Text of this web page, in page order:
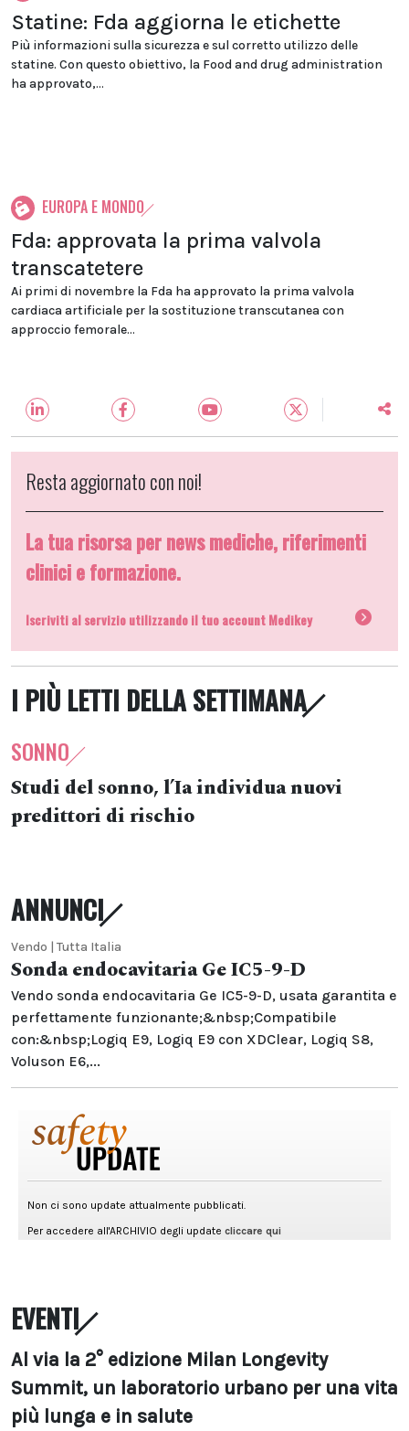
Statine: Fda aggiorna le etichette
Più informazioni sulla sicurezza e sul corretto utilizzo delle
statine. Con questo obiettivo, la Food and drug administration
ha approvato,...
EUROPA E MONDO
Fda: approvata la prima valvola
transcatetere
Ai primi di novembre la Fda ha approvato la prima valvola
cardiaca artificiale per la sostituzione transcutanea con
approccio femorale...
Resta aggiornato con noi!
La tua risorsa per news mediche, riferimenti
clinici e formazione.
Iscriviti al servizio utilizzando il tuo account Medikey
I PIÙ LETTI DELLA SETTIMANA
SONNO
Studi del sonno, l’Ia individua nuovi
predittori di rischio
ANNUNCI
Vendo | Tutta Italia
Sonda endocavitaria Ge IC5-9-D
Vendo sonda endocavitaria Ge IC5-9-D, usata garantita e
perfettamente funzionante;&nbsp;Compatibile
con:&nbsp;Logiq E9, Logiq E9 con XDClear, Logiq S8,
Voluson E6,...
EVENTI
Al via la 2° edizione Milan Longevity
Summit, un laboratorio urbano per una vita
più lunga e in salute